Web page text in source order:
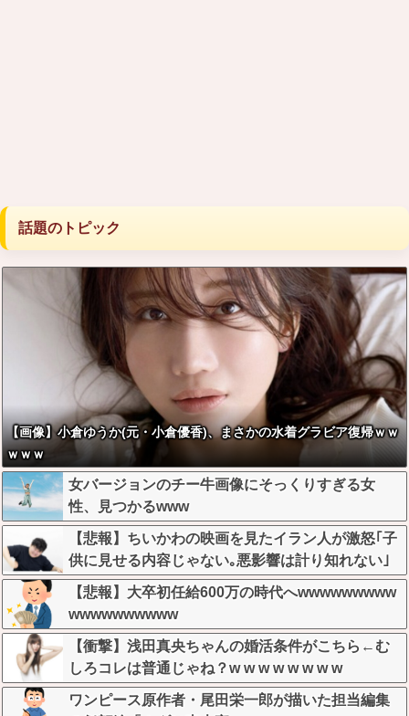
話題のトピック
【画像】小倉ゆうか(元・小倉優香)、まさかの水着グラビア復帰ｗｗ
ｗｗｗ
女バージョンのチー牛画像にそっくりすぎる女
性、見つかるwww
【悲報】ちいかわの映画を見たイラン人が激怒｢子
供に見せる内容じゃない｡悪影響は計り知れない｣
←これw w w w w w w w w
【悲報】大卒初任給600万の時代へwwwwwwwww
wwwwwwwwww
【衝撃】浅田真央ちゃんの婚活条件がこちら←む
しろコレは普通じゃね？w w w w w w w w
ワンピース原作者・尾田栄一郎が描いた担当編集